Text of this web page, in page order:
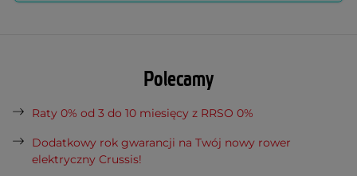
Polecamy
Raty 0% od 3 do 10 miesięcy z RRSO 0%
Dodatkowy rok gwarancji na Twój nowy rower
elektryczny Crussis!